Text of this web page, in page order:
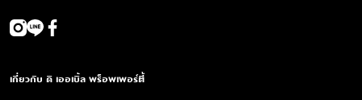
เกี่ยวกับ ดิ เออเบิ้ล พร็อพเพอร์ตี้